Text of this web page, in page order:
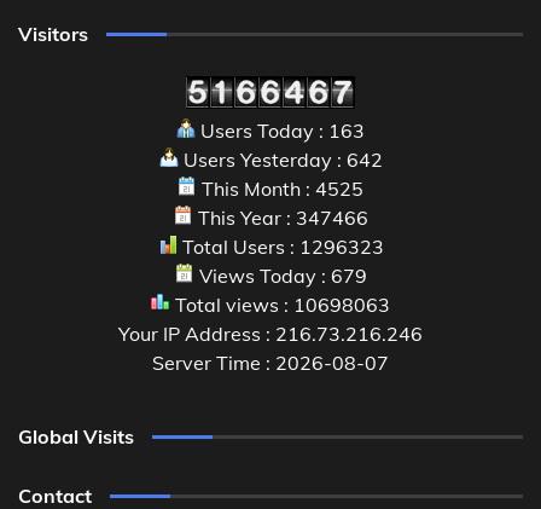
Visitors
Users Today : 163
Users Yesterday : 642
This Month : 4525
This Year : 347466
Total Users : 1296323
Views Today : 679
Total views : 10698063
Your IP Address : 216.73.216.246
Server Time : 2026-08-07
Global Visits
Contact